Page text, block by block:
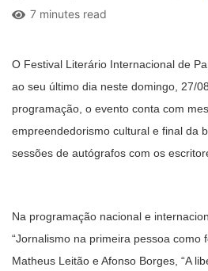
7 minutes read
O Festival Literário Internacional de
ao seu último dia neste domingo, 27/
programação, o evento conta com
empreendedorismo cultural e final da
sessões de autógrafos com os
Na programação nacional e
“Jornalismo na primeira pessoa como
Matheus Leitão e Afonso Borges, “A